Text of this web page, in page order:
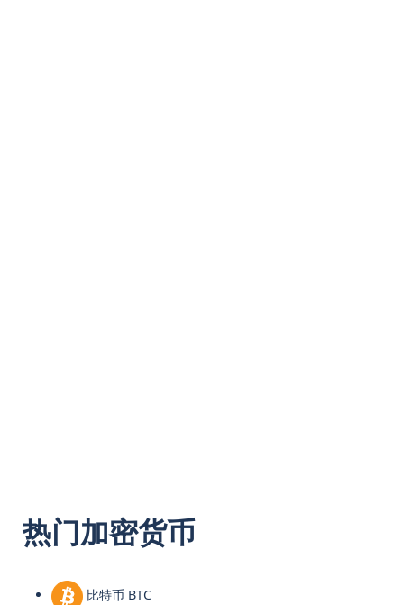
热门加密货币
比特币 BTC